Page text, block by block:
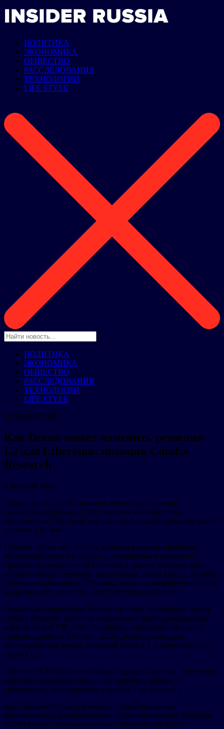
ПОЛИТИКА
ЭКОНОМИКА
ОБЩЕСТВО
РАССЛЕДОВАНИЯ
ТЕХНОЛОГИИ
LIFE STYLE
ПОЛИТИКА
ЭКОНОМИКА
ОБЩЕСТВО
РАССЛЕДОВАНИЯ
ТЕХНОЛОГИИ
LIFE STYLE
ТЕХНОЛОГИИ
Как Decun может изменить решения
L2 для Ethereum: позиция CoinEx
Research
8 февраля 2024
Специалисты CoinEx описали Dencun как крупное
обновление Ethereum (ETH), которое включает пять
компонентов EIP, среди которых наибольшее внимание рынка
привлек EIP-4844.
Главной целью обновления является решение проблемы
масштабируемости Ethereum и сокращения издержек на
транзакции для решений Ethereum 2 уровня, которые дают
прямую выгоду смежным экосистемам, таким как L2. Помимо
основного компонента EIP-4844, другие усовершенствования
коснулись EIP-1153, EIP-4788, EIP-5656 и EIP-6780.
Основным новшеством Dencun согласно последнему отчету
CoinEx Research, будет так называемый прото-данкшардинг,
известный как EIP-4844. Он призван пересмотреть способ
хранения данных Ethereum (ETH), необходимых для
взаимодействия между основной сетью L1 и сетями второго
уровня L2.
Ethereum (ETH) получит новую структуру данных, известную
как блоб, предназначенную для хранения данных о
транзакциях, передаваемых с уровня 2 на уровень 1.
Как объясняет CoinEx Research, чтобы обеспечить
безопасность и неизменяемость нового механизма, Ethereum
(ETH) введет полиноминальное обязательство KZG.